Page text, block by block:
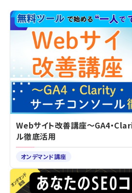
Webサイト改善講座～GA4・
ル徹底活用
オンデマンド講座